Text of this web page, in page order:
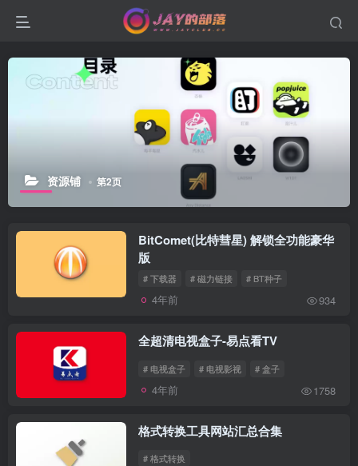
资源铺 第2页
BitComet(比特彗星) 解锁全功能豪华
版
# 下载器 # 磁力链接 # BT种子
4年前 934
全超清电视盒子-易点看TV
# 电视盒子 # 电视影视 # 盒子
4年前 1758
格式转换工具网站汇总合集
# 格式转换